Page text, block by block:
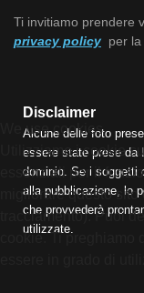
Ti invitiamo prendere
privacy policy per la
Disclaimer
Alcune delle foto
essere state prese da
dominio. Se i soggetti
alla pubblicazione, lo
che provvederà
utilizzate.
We use cookies
Utilizziamo i cookie
essenziali per il
migliorare questo
tracciamento). Puoi
cookie. Ti preghiamo